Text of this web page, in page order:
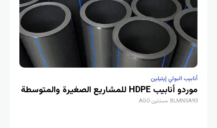
أنابيب البولي إيثيلين
موردو أنابيب HDPE للمشاريع الصغيرة والمتوسطة
BLMNSA93 سنتين AGO